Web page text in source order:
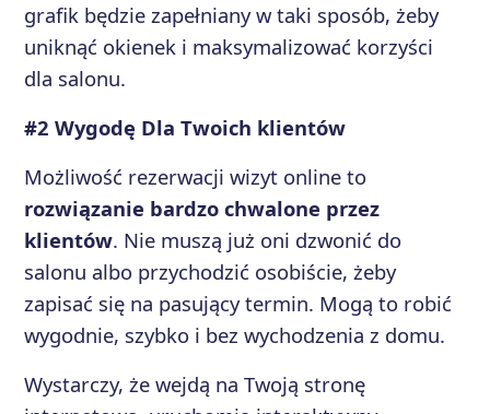
grafik będzie zapełniany w taki sposób, żeby
uniknąć okienek i maksymalizować korzyści
dla salonu.
#2 Wygodę Dla Twoich klientów
Możliwość rezerwacji wizyt online to
rozwiązanie bardzo chwalone przez
klientów. Nie muszą już oni dzwonić do
salonu albo przychodzić osobiście, żeby
zapisać się na pasujący termin. Mogą to robić
wygodnie, szybko i bez wychodzenia z domu.
Wystarczy, że wejdą na Twoją stronę